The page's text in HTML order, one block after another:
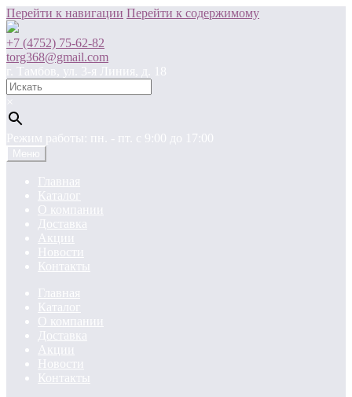
Перейти к навигации Перейти к содержимому
+7 (4752) 75-62-82
torg368@gmail.com
г. Тамбов, ул. 3-я Линия, д. 18
×
Режим работы: пн. - пт. c 9:00 до 17:00
Меню
Главная
Каталог
О компании
Доставка
Акции
Новости
Контакты
Главная
Каталог
О компании
Доставка
Акции
Новости
Контакты